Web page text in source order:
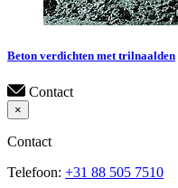
Beton verdichten met trilnaalden
Contact
×
Contact
Telefoon: +31 88 505 7510